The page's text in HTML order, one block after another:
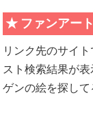
ファンアート
リンク先のサイ
スト検索結果が
ゲンの絵を探して